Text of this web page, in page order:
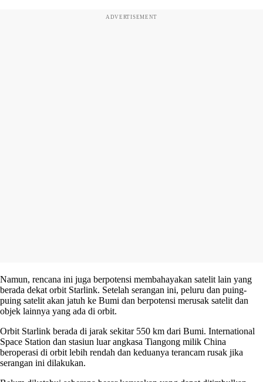
ADVERTISEMENT
Namun, rencana ini juga berpotensi membahayakan satelit lain yang
berada dekat orbit Starlink. Setelah serangan ini, peluru dan puing-
puing satelit akan jatuh ke Bumi dan berpotensi merusak satelit dan
objek lainnya yang ada di orbit.
Orbit Starlink berada di jarak sekitar 550 km dari Bumi. International
Space Station dan stasiun luar angkasa Tiangong milik China
beroperasi di orbit lebih rendah dan keduanya terancam rusak jika
serangan ini dilakukan.